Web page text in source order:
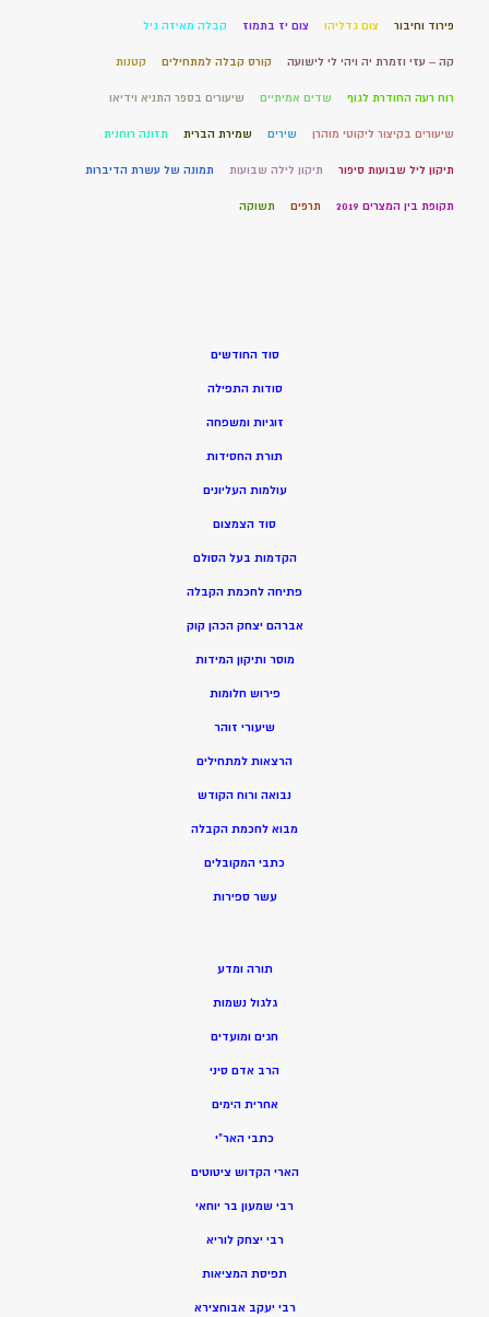
פירוד וחיבור צום גדליהו צום יז בתמוז קבלה מאיזה גיל
קה – עזי וזמרת יה ויהי לי לישועה קורס קבלה למתחילים קטנות
רוח רעה החודרת לגוף שדים אמיתיים שיעורים בספר התניא וידיאו
שיעורים בקיצור ליקוטי מוהרן שירים שמירת הברית תזונה רוחנית
תיקון ליל שבועות סיפור תיקון לילה שבועות תמונה של עשרת הדיברות
תקופת בין המצרים 2019 תרפים תשוקה
סוד החודשים
סודות התפילה
זוגיות ומשפחה
תורת החסידות
עולמות העליונים
סוד הצמצום
הקדמות בעל הסולם
פתיחה לחכמת הקבלה
אברהם יצחק הכהן קוק
מוסר ותיקון המידות
פירוש חלומות
שיעורי זוהר
הרצאות למתחילים
נבואה ורוח הקודש
מבוא לחכמת הקבלה
כתבי המקובלים
עשר ספירות
תורה ומדע
גלגול נשמות
חגים ומועדים
הרב אדם סיני
אחרית הימים
כתבי האר”י
הארי הקדוש ציטוטים
רבי שמעון בר יוחאי
רבי יצחק לוריא
תפיסת המציאות
רבי יעקב אבוחצירא